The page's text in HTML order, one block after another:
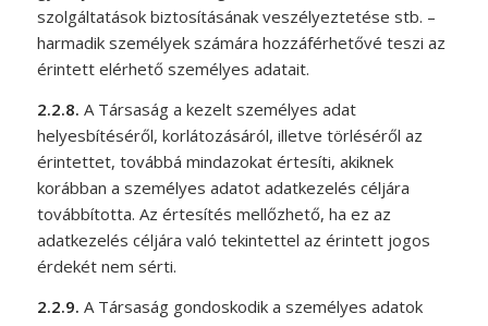
szolgáltatások biztosításának veszélyeztetése stb. –
harmadik személyek számára hozzáférhetővé teszi az
érintett elérhető személyes adatait.
2.2.8. A Társaság a kezelt személyes adat
helyesbítéséről, korlátozásáról, illetve törléséről az
érintettet, továbbá mindazokat értesíti, akiknek
korábban a személyes adatot adatkezelés céljára
továbbította. Az értesítés mellőzhető, ha ez az
adatkezelés céljára való tekintettel az érintett jogos
érdekét nem sérti.
2.2.9. A Társaság gondoskodik a személyes adatok